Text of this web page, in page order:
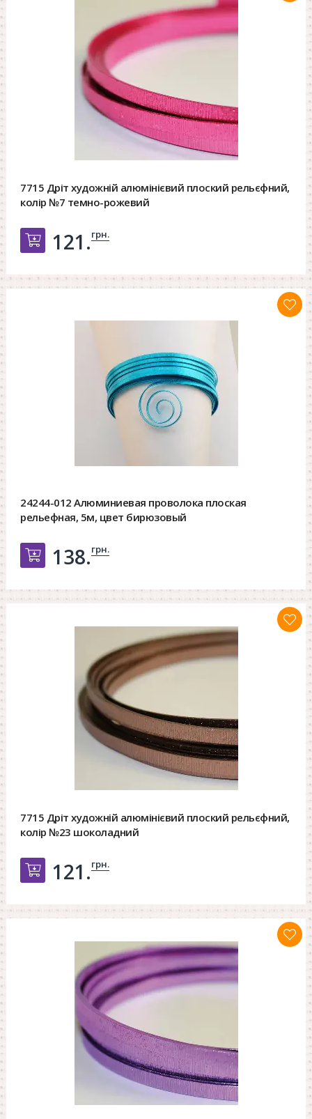
7715 Дріт художній алюмінієвий плоский рельєфний,
колір №7 темно-рожевий
Добавить в корзину
121.грн.
24244-012 Алюминиевая проволока плоская
рельефная, 5м, цвет бирюзовый
Добавить в корзину
138.грн.
7715 Дріт художній алюмінієвий плоский рельєфний,
колір №23 шоколадний
Добавить в корзину
121.грн.